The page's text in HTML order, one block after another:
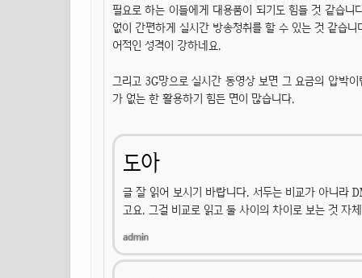
필요로 하는 이들에게 대용품이 되기도 힘들 것 같습
없이 간편하게 실시간 방송청취를 할 수 있는 것 같습
어적인 성격이 강하네요.
그리고 3G망으로 실시간 동영상 보면 그 요금의 압박
가 없는 한 활용하기 힘든 면이 많습니다.
도아
글 잘 읽어 보시기 바랍니다. 서두는 비교가 아니라
고요. 그걸 비교로 읽고 둘 사이의 차이로 보는 것 자